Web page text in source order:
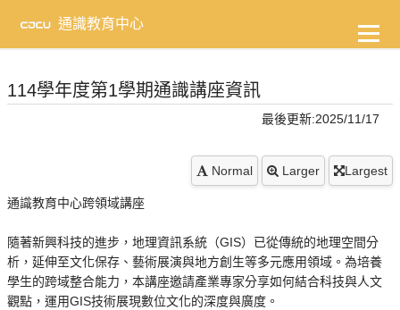
主
容
通識教育中心
114學年度第1學期通識講座資訊
最後更新:2025/11/17
Normal Larger Largest
通識教育中心跨領域講座
隨著新興科技的進步，地理資訊系統（GIS）已從傳統的地理空間分
析，延伸至文化保存、藝術展演與地方創生等多元應用領域。為培養
學生的跨域整合能力，本講座邀請產業專家分享如何結合科技與人文
觀點，運用GIS技術展現數位文化的深度與廣度。